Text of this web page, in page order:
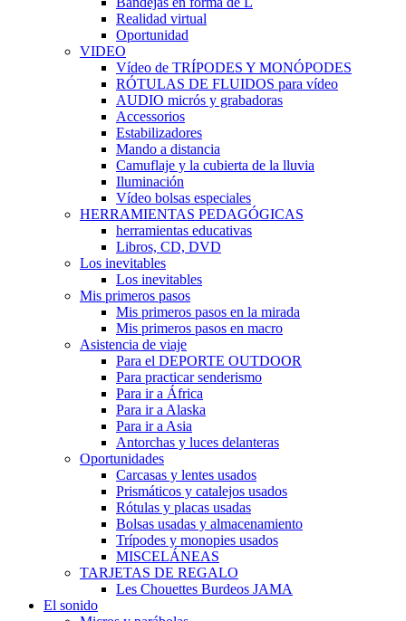
Realidad virtual
Oportunidad
VIDEO
Vídeo de TRÍPODES Y MONÓPODES
RÓTULAS DE FLUIDOS para vídeo
AUDIO micrós y grabadoras
Accessorios
Estabilizadores
Mando a distancia
Camuflaje y la cubierta de la lluvia
Iluminación
Vídeo bolsas especiales
HERRAMIENTAS PEDAGÓGICAS
herramientas educativas
Libros, CD, DVD
Los inevitables
Los inevitables
Mis primeros pasos
Mis primeros pasos en la mirada
Mis primeros pasos en macro
Asistencia de viaje
Para el DEPORTE OUTDOOR
Para practicar senderismo
Para ir a África
Para ir a Alaska
Para ir a Asia
Antorchas y luces delanteras
Oportunidades
Carcasas y lentes usados
Prismáticos y catalejos usados
Rótulas y placas usadas
Bolsas usadas y almacenamiento
Trípodes y monopies usados
MISCELÁNEAS
TARJETAS DE REGALO
Les Chouettes Burdeos JAMA
El sonido